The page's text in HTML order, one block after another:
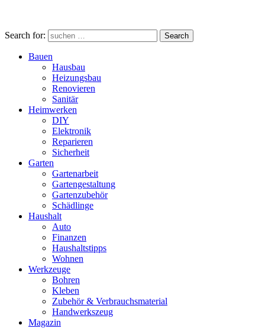
Search for: Search
Bauen
Hausbau
Heizungsbau
Renovieren
Sanitär
Heimwerken
DIY
Elektronik
Reparieren
Sicherheit
Garten
Gartenarbeit
Gartengestaltung
Gartenzubehör
Schädlinge
Haushalt
Auto
Finanzen
Haushaltstipps
Wohnen
Werkzeuge
Bohren
Kleben
Zubehör & Verbrauchsmaterial
Handwerkszeug
Magazin